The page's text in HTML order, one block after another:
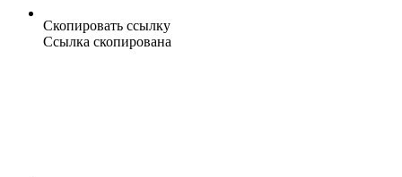
Скопировать ссылку
Ссылка скопирована